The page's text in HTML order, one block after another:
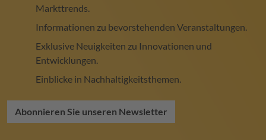
Markttrends.
Informationen zu bevorstehenden Veranstaltungen.
Exklusive Neuigkeiten zu Innovationen und
Entwicklungen.
Einblicke in Nachhaltigkeitsthemen.
Abonnieren Sie unseren Newsletter